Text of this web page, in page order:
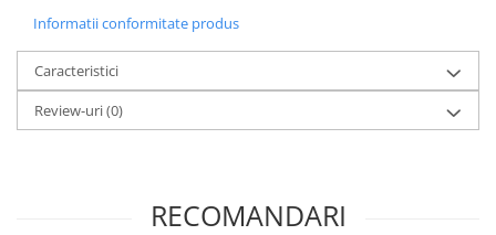
Informatii conformitate produs
Caracteristici
Review-uri(0)
RECOMANDARI